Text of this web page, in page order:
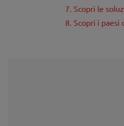
7. Scopri le
8. Scopri i